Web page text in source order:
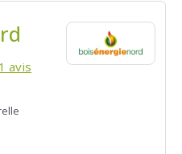
avis